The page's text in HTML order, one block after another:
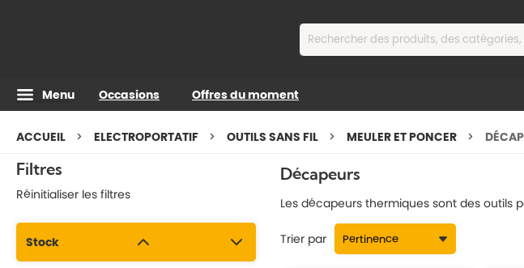
Menu Occasions Offres du moment
ACCUEIL ELECTROPORTATIF OUTILS SANS FIL MEULER ET PONCER
Filtres
Réinitialiser les filtres
Stock
Décapeurs
Les décapeurs thermiques sont des outils
Trier par